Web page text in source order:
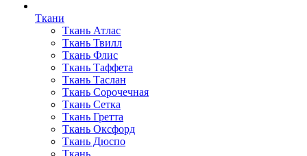
Ткани
Ткань Атлас
Ткань Твилл
Ткань Флис
Ткань Таффета
Ткань Таслан
Ткань Сорочечная
Ткань Сетка
Ткань Гретта
Ткань Оксфорд
Ткань Дюспо
Ткань